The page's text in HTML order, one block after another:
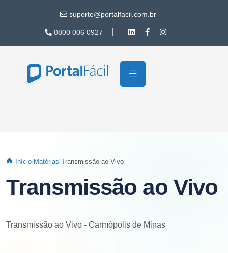
suporte@portalfacil.com.br
0800 006 0927
Início Matérias Transmissão ao Vivo
Transmissão ao Vivo
Transmissão ao Vivo - Carmópolis de Minas